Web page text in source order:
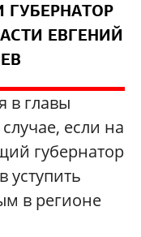
ГУБЕРНАТОР
ЕВГЕНИЙ
в главы
если на
губернатор
уступить
в регионе